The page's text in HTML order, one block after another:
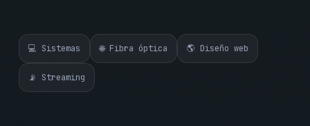
💻 Sistemas 🌐 Fibra óptica 🌎 Diseño web
📡 Streaming